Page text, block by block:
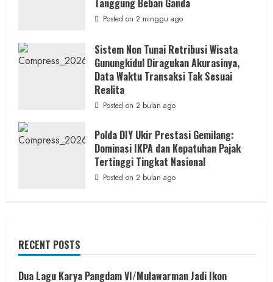
Posted on 2 minggu ago
Sistem Non Tunai Retribusi Wisata
Gunungkidul Diragukan Akurasinya,
Data Waktu Transaksi Tak Sesuai
Realita
Posted on 2 bulan ago
Polda DIY Ukir Prestasi Gemilang:
Dominasi IKPA dan Kepatuhan Pajak
Tertinggi Tingkat Nasional
Posted on 2 bulan ago
RECENT POSTS
Dua Lagu Karya Pangdam VI/Mulawarman Jadi Ikon